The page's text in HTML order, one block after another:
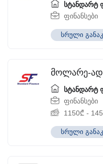
სტანდარტ
ფინანსები
სრული
მოლარე-
სტანდარტ
ფინანსები
1150₾ -
სრული